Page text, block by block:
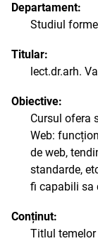
Departament:
Studiul
Titular:
lect.dr.arh.
Obiective:
Cursul ofera
Web:
de web,
standarde,
fi capabili sa
Conținut:
Titlul temelor